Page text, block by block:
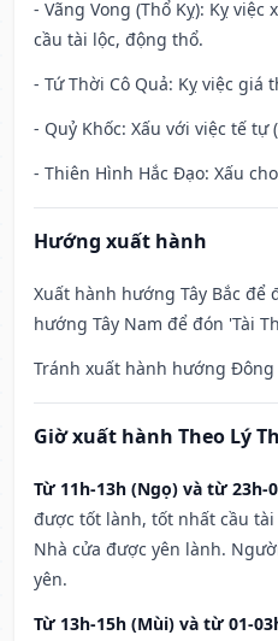
- Vãng Vong (Thổ Kỵ): Kỵ
cầu tài lộc, động thổ.
- Tứ Thời Cô Quả: Kỵ việc giá
- Quỷ Khốc: Xấu với việc tế
- Thiên Hình Hắc Đạo: Xấu
Hướng xuất hành
Xuất hành hướng Tây Bắc để
hướng Tây Nam để đón 'Tài
Tránh xuất hành hướng Đông
Giờ xuất hành Theo Lý
Từ 11h-13h (Ngọ) và từ 23h-
được tốt lành, tốt nhất cầu
Nhà cửa được yên lành.
yên.
Từ 13h-15h (Mùi) và từ 01-